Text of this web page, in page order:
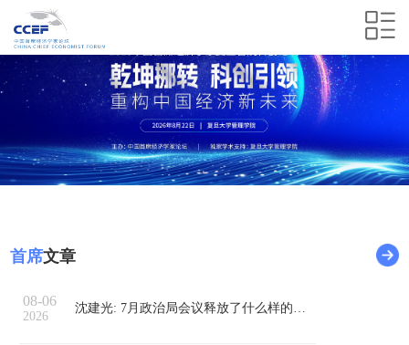
首席文章
08-06
2026
沈建光: 7月政治局会议释放了什么样的政策信号？